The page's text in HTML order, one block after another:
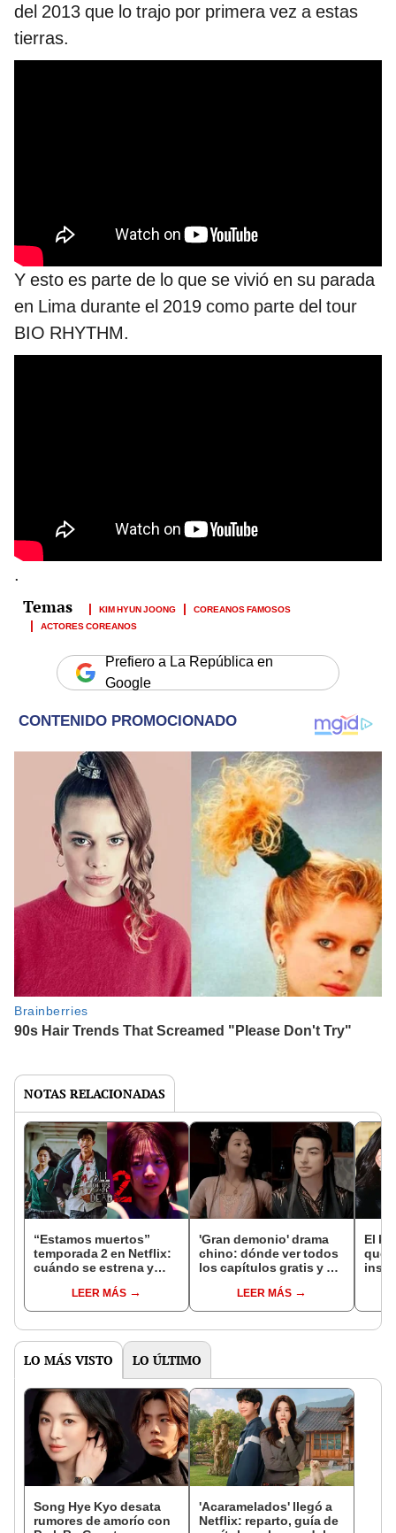
del 2013 que lo trajo por primera vez a estas
tierras.
Y esto es parte de lo que se vivió en su parada
en Lima durante el 2019 como parte del tour
BIO RHYTHM.
.
KIM HYUN JOONG
COREANOS FAMOSOS
ACTORES COREANOS
Prefiero a La República en
Google
NOTAS RELACIONADAS
“Estamos muertos”
temporada 2 en Netflix:
cuándo se estrena y
temporadaLEER MÁS
'Gran demonio' drama
chino: dónde ver todos
los capítulos gratis y en
LEER MÁS
El k-
que
LO MÁS VISTO LO ÚLTIMO
Song Hye Kyo desata
rumores de amorío con
'Acaramelados' llegó a
Netflix: reparto, guía de